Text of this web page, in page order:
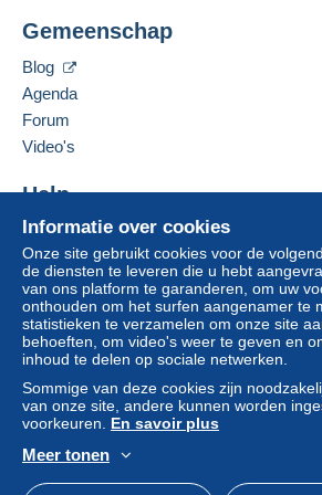
Brief (normaal/klein
Betalingsvoorwaarden:
Alle betalingen worden gedaan met
overschrijving naar uw saldo. Er
betalingen gedaan per cheque of
rechtstreeks aan de verkoper.
De koper gebruikt de middelen die
beschikking stelt in de pagina "Mijn
Een betaling die niet is verricht met
overboeking naar uw saldo, wordt
De verkoper contacteren
Informatie over cookies
Onze site gebruikt cookies voor de
de diensten te leveren die u hebt
van ons platform te garanderen, om uw
onthouden om het surfen aangenamer te
statistieken te verzamelen om onze site
behoeften, om video's weer te geven en
inhoud te delen op sociale netwerken.
Sommige van deze cookies zijn
van onze site, andere kunnen worden
voorkeuren. En savoir plus
Meer tonen
Gemeenschap
Blog
Agenda
Forum
Video's
Help
Hulpcentrum
Kopen op Delcampe
Verkopen op Delcampe
Een beveiligde website